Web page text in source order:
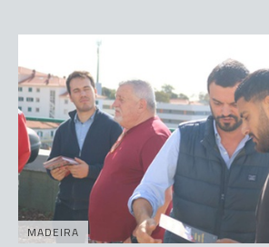
MADEIRA